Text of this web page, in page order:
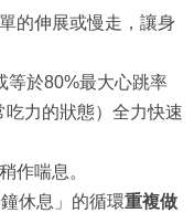
的伸展或慢走，讓身
等於80%最大心跳率
吃力的狀態）全力快速
作喘息。
休息」的循環重複做